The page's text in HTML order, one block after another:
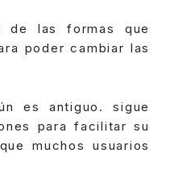
de las formas que
poder cambiar las
es antiguo. sigue
para facilitar su
muchos usuarios